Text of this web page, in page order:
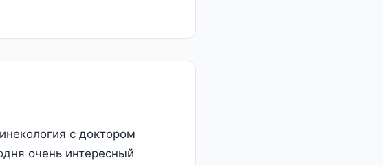
с доктором
очень интересный